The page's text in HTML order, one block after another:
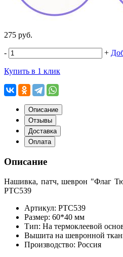
275 руб.
- +
Купить в 1 клик
Описание
Отзывы
Доставка
Оплата
Описание
Нашивка, патч, шеврон "Флаг
PTC539
Артикул: PTC539
Размер: 60*40 мм
Тип: На термоклеевой
Вышита на шевронной
Производство: Россия